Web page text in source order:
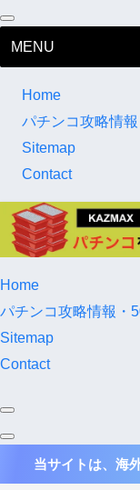
MENU
Home
パチンコ攻略情
Sitemap
Contact
Home
パチンコ攻略情報・
Sitemap
Contact
当サイトは、海